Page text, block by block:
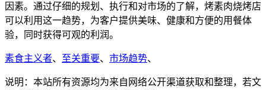
因素。通过仔细的规划、执行和对市场的了解，烤素肉烧烤店
可以利用这一趋势，为客户提供美味、健康和方便的用餐体
验，同时获得可观的利润。
素食主义者、 至关重要、 市场趋势、
说明：本站所有资源均为来自网络公开渠道获取和整理，若文